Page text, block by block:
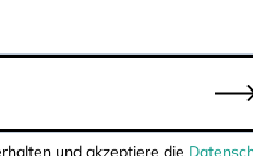
und akzeptiere die